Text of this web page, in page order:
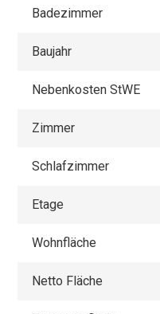
Badezimmer
Baujahr
Nebenkosten StWE
Zimmer
Schlafzimmer
Etage
Wohnfläche
Netto Fläche